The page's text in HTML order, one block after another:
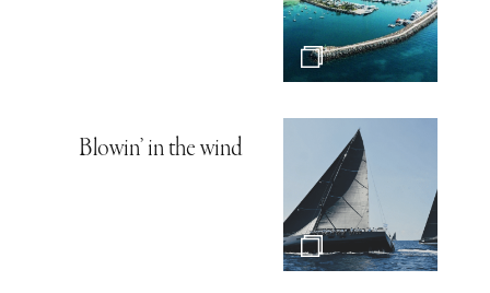
Blowin’ in the wind